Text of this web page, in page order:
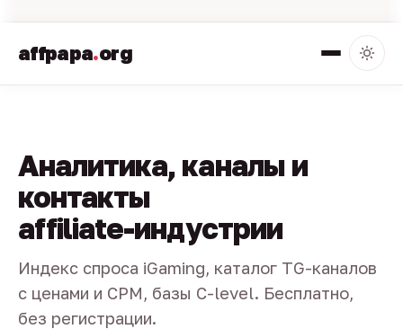
affpapa.org
Аналитика, каналы и
контакты
affiliate-индустрии
Индекс спроса iGaming, каталог TG-каналов
с ценами и CPM, базы C-level. Бесплатно,
без регистрации.